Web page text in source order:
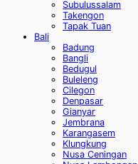
Subulussalam
Takengon
Tapak Tuan
Bali
Badung
Bangli
Bedugul
Buleleng
Cilegon
Denpasar
Gianyar
Jembrana
Karangasem
Klungkung
Nusa Ceningan